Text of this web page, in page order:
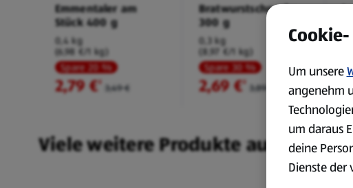
Emmentaler am
Stück 400 g
0,4 kg
(6,98 €/1 kg)
Spare 20 %
2,79 €² 3,49 €
Bratwurstschnecke
300 g
0,3 kg
(8,97 €/1 kg)
Spare 30 %
2,69 €² 3,89 €
Viele weitere Produkte aus
Um unsere
angenehm
um daraus
deine
Dienste der